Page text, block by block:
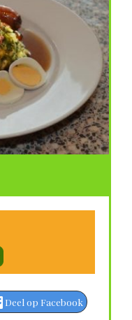
Deel op Facebook